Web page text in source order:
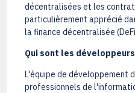
décentralisées et les
particulièrement apprécié
la finance décentralisée
Qui sont les développeurs
L'équipe de développement
professionnels de